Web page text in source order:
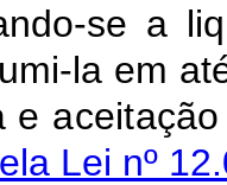
se a
la em
e
Lei nº